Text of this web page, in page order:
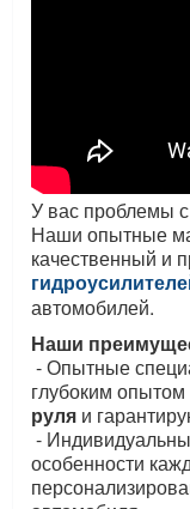
У вас проблемы
Наши опытные
качественный и
автомобилей.
Наши
- Опытные
глубоким опытом
руля и
-
особенности